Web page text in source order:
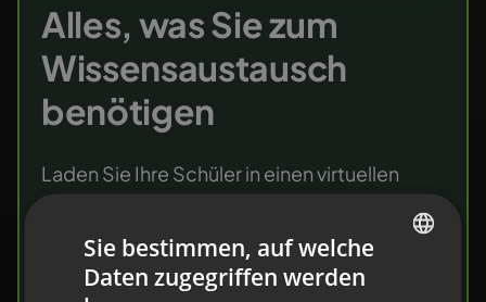
Alles, was Sie zum
Wissensaustausch
benötigen
Laden Sie Ihre Schüler in einen virtuellen
Klassenraum ein. Sie finden darin ein
komplettes Set an Tools, die den
Wissenstransfer und die Überprüfung von
Fortschritten erleichtern.
ENGLISH
Sie bestimmen, auf welche
Daten zugegriffen werden